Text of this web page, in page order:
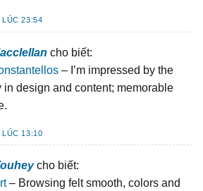
LÚC 23:54
cho biết:
– I’m impressed by the
in design and content; memorable
LÚC 13:10
cho biết:
– Browsing felt smooth, colors and